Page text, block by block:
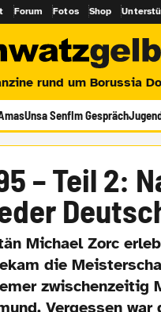
Forum Fotos Shop
rund um Borussia
Unsa SenfIm Gespräch
– Teil 2:
Michael Zorc
die
zwischenzeitig
Vergessen